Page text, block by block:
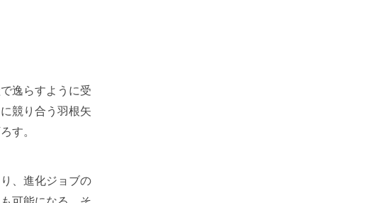
逸らすように受
競り合う羽根矢
す。
、進化ジョブの